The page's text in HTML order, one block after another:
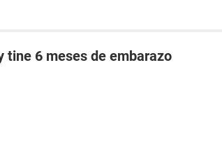
tine 6 meses de embarazo